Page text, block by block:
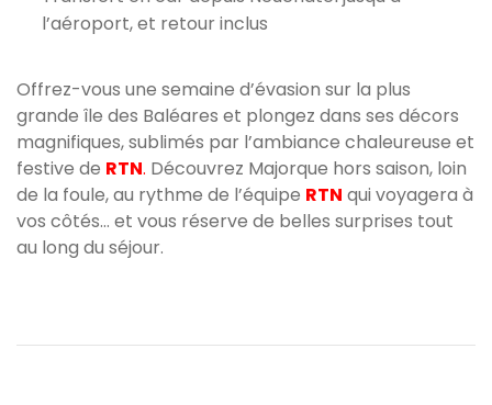
l’aéroport, et retour inclus
Offrez-vous une semaine d’évasion sur la plus
grande île des Baléares et plongez dans ses décors
magnifiques, sublimés par l’ambiance chaleureuse et
festive de RTN. Découvrez Majorque hors saison, loin
de la foule, au rythme de l’équipe RTN qui voyagera à
vos côtés… et vous réserve de belles surprises tout
au long du séjour.